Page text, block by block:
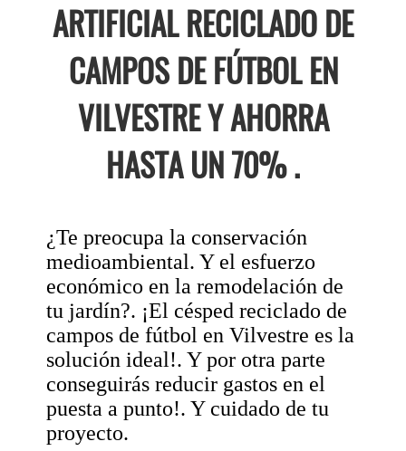
ARTIFICIAL RECICLADO DE
CAMPOS DE FÚTBOL EN
VILVESTRE Y AHORRA
HASTA UN 70% .
¿Te preocupa la conservación
medioambiental. Y el esfuerzo
económico en la remodelación de
tu jardín?. ¡El césped reciclado de
campos de fútbol en Vilvestre es la
solución ideal!. Y por otra parte
conseguirás reducir gastos en el
puesta a punto!. Y cuidado de tu
proyecto.